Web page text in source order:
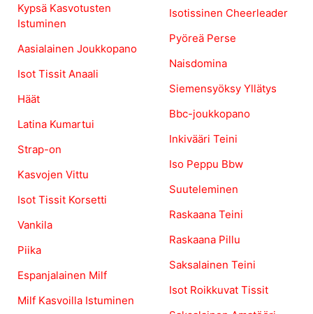
Kypsä Kasvotusten
Istuminen
Aasialainen Joukkopano
Isot Tissit Anaali
Häät
Latina Kumartui
Strap-on
Kasvojen Vittu
Isot Tissit Korsetti
Vankila
Piika
Espanjalainen Milf
Milf Kasvoilla Istuminen
Isotissinen Cheerleader
Pyöreä Perse
Naisdomina
Siemensyöksy Yllätys
Bbc-joukkopano
Inkivääri Teini
Iso Peppu Bbw
Suuteleminen
Raskaana Teini
Raskaana Pillu
Saksalainen Teini
Isot Roikkuvat Tissit